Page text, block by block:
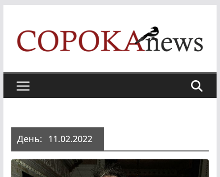
content
День: 11.02.2022